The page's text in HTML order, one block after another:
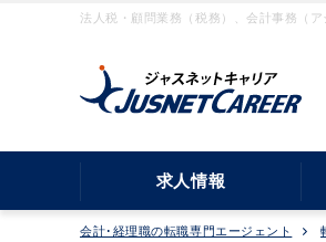
法人税・顧問業務（税務）、会計事務（
求人情報
会計･経理職の転職専門エージェント